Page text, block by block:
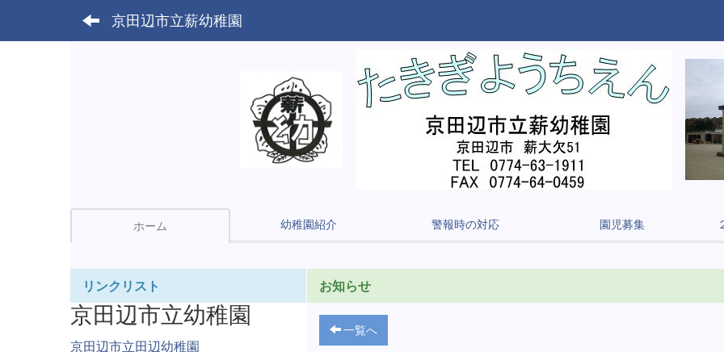
京田辺市立薪幼稚園
ホーム 幼稚園紹介 警報時の対応 園児募集
お知らせ
一覧へ
リンクリスト
京田辺市立幼稚園
京田辺市立田辺幼稚園